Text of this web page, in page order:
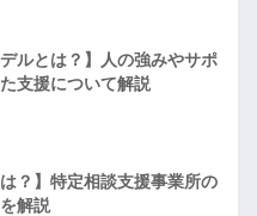
デルとは？】人の強みやサポ
支援について解説
は？】特定相談支援事業所の
解説